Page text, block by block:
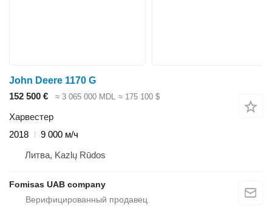
John Deere 1170 G
152 500 €
≈ 3 065 000 MDL ≈ 175 100 $
Харвестер
2018
9 000 м/ч
Литва, Kazlų Rūdos
Fomisas UAB company